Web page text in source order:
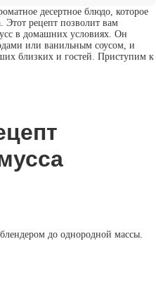
десертное блюдо, которое
Этот рецепт позволит вам
в домашних условиях. Он
или ванильным соусом, и
близких и гостей. Приступим к
до однородной массы.